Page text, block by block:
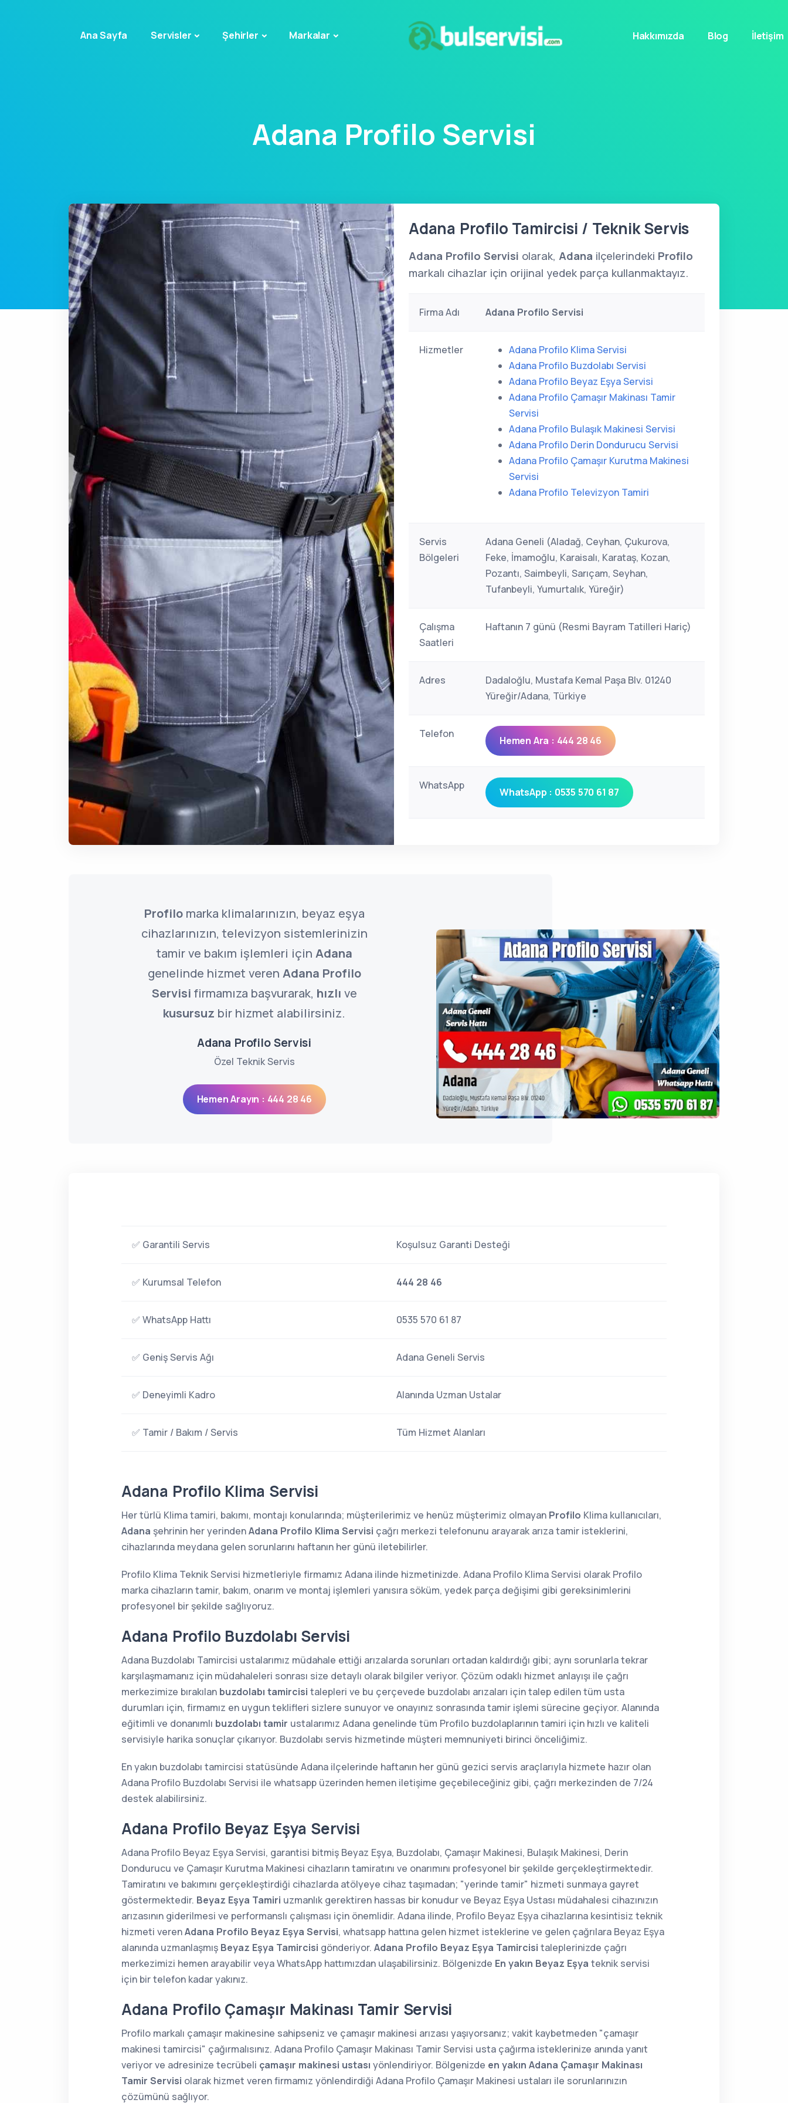
Ana Sayfa Servisler Şehirler Markalar Hakkımızda Blog İletişim
Adana Profilo Servisi
Adana Profilo Tamircisi / Teknik Servis
Adana Profilo Servisi olarak, Adana ilçelerindeki Profilo
markalı cihazlar için orijinal yedek parça kullanmaktayız.
Firma Adı Adana Profilo Servisi
Hizmetler
Adana Profilo Klima Servisi
Adana Profilo Buzdolabı Servisi
Adana Profilo Beyaz Eşya Servisi
Adana Profilo Çamaşır Makinası Tamir
Servisi
Adana Profilo Bulaşık Makinesi Servisi
Adana Profilo Derin Dondurucu Servisi
Adana Profilo Çamaşır Kurutma Makinesi
Servisi
Adana Profilo Televizyon Tamiri
Servis
Bölgeleri
Adana Geneli (Aladağ, Ceyhan, Çukurova,
Feke, İmamoğlu, Karaisalı, Karataş, Kozan,
Pozantı, Saimbeyli, Sarıçam, Seyhan,
Tufanbeyli, Yumurtalık, Yüreğir)
Çalışma
Saatleri
Haftanın 7 günü (Resmi Bayram Tatilleri Hariç)
Adres
Dadaloğlu, Mustafa Kemal Paşa Blv. 01240
Yüreğir/Adana, Türkiye
Telefon
Hemen Ara : 444 28 46
WhatsApp
WhatsApp : 0535 570 61 87
Profilomarka klimalarınızın, beyaz eşya
cihazlarınızın, televizyon sistemlerinizin
tamir ve bakım işlemleri için Adana
genelinde hizmet veren Adana Profilo
Servisi firmamıza başvurarak, hızlı ve
kusursuz bir hizmet alabilirsiniz.
Adana Profilo Servisi
Özel Teknik Servis
Hemen Arayın : 444 28 46
✅ Garantili Servis Koşulsuz Garanti Desteği
✅ Kurumsal Telefon 444 28 46
✅ WhatsApp Hattı 0535 570 61 87
✅ Geniş Servis Ağı Adana Geneli Servis
✅ Deneyimli Kadro Alanında Uzman Ustalar
✅ Tamir / Bakım / Servis Tüm Hizmet Alanları
Adana Profilo Klima Servisi
Her türlü Klima tamiri, bakımı, montajı konularında; müşterilerimiz ve henüz müşterimiz olmayan Profilo Klima kullanıcıları,
Adana şehrinin her yerindenAdana Profilo Klima Servisi çağrı merkezi telefonunu arayarak arıza tamir isteklerini,
cihazlarında meydana gelen sorunlarını haftanın her günü iletebilirler.
Profilo Klima Teknik Servisi hizmetleriyle firmamız Adana ilinde hizmetinizde. Adana Profilo Klima Servisi olarak Profilo
marka cihazların tamir, bakım, onarım ve montaj işlemleri yanısıra söküm, yedek parça değişimi gibi gereksinimlerini
profesyonel bir şekilde sağlıyoruz.
Adana Profilo Buzdolabı Servisi
Adana Buzdolabı Tamircisi ustalarımız müdahale ettiği arızalarda sorunları ortadan kaldırdığı gibi; aynı sorunlarla tekrar
karşılaşmamanız için müdahaleleri sonrası size detaylı olarak bilgiler veriyor. Çözüm odaklı hizmet anlayışı ile çağrı
merkezimize bırakılan buzdolabı tamircisi talepleri ve bu çerçevede buzdolabı arızaları için talep edilen tüm usta
durumları için, firmamız en uygun teklifleri sizlere sunuyor ve onayınız sonrasında tamir işlemi sürecine geçiyor. Alanında
eğitimli ve donanımlı buzdolabı tamir ustalarımız Adana genelinde tüm Profilo buzdolaplarının tamiri için hızlı ve kaliteli
servisiyle harika sonuçlar çıkarıyor. Buzdolabı servis hizmetinde müşteri memnuniyeti birinci önceliğimiz.
En yakın buzdolabı tamircisi statüsünde Adana ilçelerinde haftanın her günü gezici servis araçlarıyla hizmete hazır olan
Adana Profilo Buzdolabı Servisi ile whatsapp üzerinden hemen iletişime geçebileceğiniz gibi, çağrı merkezinden de 7/24
destek alabilirsiniz.
Adana Profilo Beyaz Eşya Servisi
Adana Profilo Beyaz Eşya Servisi, garantisi bitmiş Beyaz Eşya, Buzdolabı, Çamaşır Makinesi, Bulaşık Makinesi, Derin
Dondurucu ve Çamaşır Kurutma Makinesi cihazların tamiratını ve onarımını profesyonel bir şekilde gerçekleştirmektedir.
Tamiratını ve bakımını gerçekleştirdiği cihazlarda atölyeye cihaz taşımadan; "yerinde tamir" hizmeti sunmaya gayret
göstermektedir. Beyaz Eşya Tamiri uzmanlık gerektiren hassas bir konudur ve Beyaz Eşya Ustası müdahalesi cihazınızın
arızasının giderilmesi ve performanslı çalışması için önemlidir. Adana ilinde, Profilo Beyaz Eşya cihazlarına kesintisiz teknik
hizmeti verenAdana Profilo Beyaz Eşya Servisi, whatsapp hattına gelen hizmet isteklerine ve gelen çağrılara Beyaz Eşya
alanında uzmanlaşmış Beyaz Eşya Tamircisi gönderiyor. Adana Profilo Beyaz Eşya Tamircisi taleplerinizde çağrı
merkezimizi hemen arayabilir veya WhatsApp hattımızdan ulaşabilirsiniz. Bölgenizde En yakın Beyaz Eşya teknik servisi
için bir telefon kadar yakınız.
Adana Profilo Çamaşır Makinası Tamir Servisi
Profilo markalı çamaşır makinesine sahipseniz ve çamaşır makinesi arızası yaşıyorsanız; vakit kaybetmeden "çamaşır
makinesi tamircisi" çağırmalısınız. Adana Profilo Çamaşır Makinası Tamir Servisi usta çağırma isteklerinize anında yanıt
veriyor ve adresinize tecrübeli çamaşır makinesi ustası yönlendiriyor. Bölgenizde en yakın Adana Çamaşır Makinası
Tamir Servisi olarak hizmet veren firmamız yönlendirdiği Adana Profilo Çamaşır Makinesi ustaları ile sorunlarınızın
çözümünü sağlıyor.